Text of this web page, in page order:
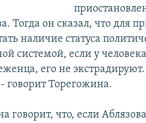
Тогда он сказал, что для
наличие статуса
системой, если у
его не
говорит Торегожина.
что, если